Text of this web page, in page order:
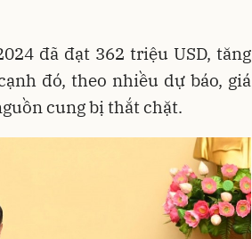
đã đạt 362 triệu USD, tăng
đó, theo nhiều dự báo, giá
cung bị thắt chặt.